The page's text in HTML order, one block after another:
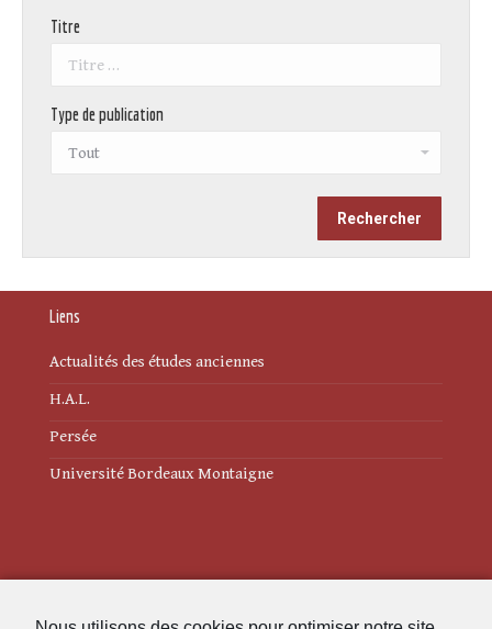
Titre
Type de publication
Liens
Actualités des études anciennes
H.A.L.
Persée
Université Bordeaux Montaigne